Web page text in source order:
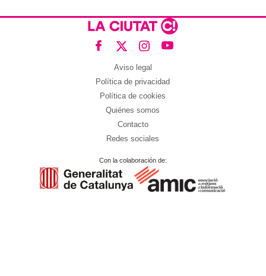
Aviso legal
Política de privacidad
Política de cookies
Quiénes somos
Contacto
Redes sociales
Con la colaboración de: